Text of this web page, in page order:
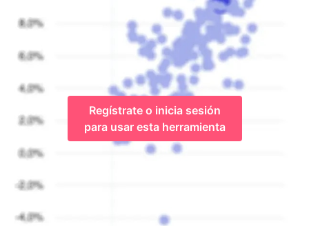
Regístrate o inicia sesión
para usar esta herramienta